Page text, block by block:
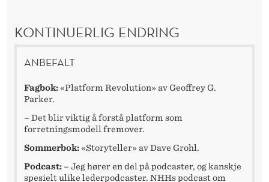
KONTINUERLIG ENDRING
ANBEFALT
Fagbok: «Platform Revolution» av Geoffrey G.
Parker.
– Det blir viktig å forstå platform som
forretningsmodell fremover.
Sommerbok: «Storyteller» av Dave Grohl.
Podcast: – Jeg hører en del på podcaster, og kanskje
spesielt ulike lederpodcaster. NHHs podcast om